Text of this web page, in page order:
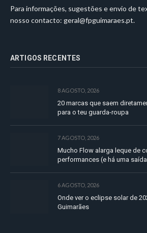
Para informações, sugestões e envio de
nosso contacto: geral@fpguimaraes.pt.
ARTIGOS RECENTES
8 AGOSTO, 2026
20 marcas que saem
para o teu guarda-roupa
7 AGOSTO, 2026
Mucho Flow alarga leque de
performances (e há uma
6 AGOSTO, 2026
Onde ver o eclipse solar de
Guimarães